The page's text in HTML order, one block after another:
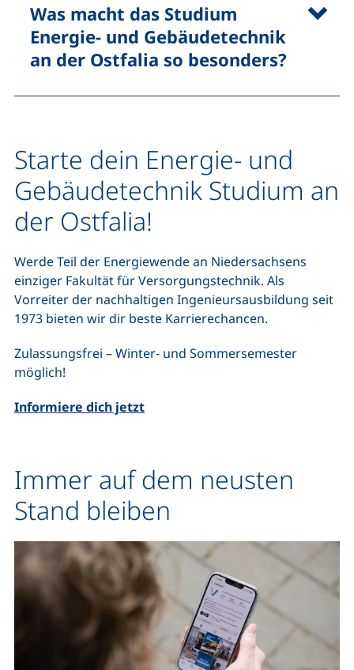
Was macht das Studium
Energie- und Gebäudetechnik
an der Ostfalia so besonders?
Starte dein Energie- und
Gebäudetechnik Studium an
der Ostfalia!
Werde Teil der Energiewende an Niedersachsens
einziger Fakultät für Versorgungstechnik. Als
Vorreiter der nachhaltigen Ingenieursausbildung seit
1973 bieten wir dir beste Karrierechancen.
Zulassungsfrei – Winter- und Sommersemester
möglich!
Informiere dich jetzt
Immer auf dem neusten
Stand bleiben